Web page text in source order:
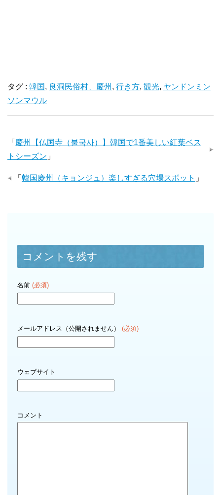
タグ : 韓国, 良洞民俗村、慶州 , 行き方, 観光, ヤンドンミン
ソンマウル
「 慶州【仏国寺（불국사）】韓国で1番美しい紅葉ベス
トシーズン 」
「 韓国慶州（キョンジュ）楽しすぎる穴場スポット 」
コメントを残す
名前 (必須)
メールアドレス（公開されません） (必須)
ウェブサイト
コメント